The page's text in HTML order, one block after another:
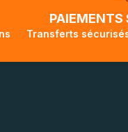
votre colis aura
PAIEMENTS
Transferts